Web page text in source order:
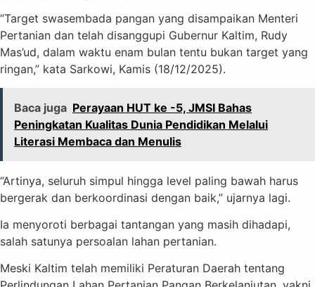
“Target swasembada pangan yang disampaikan Menteri
Pertanian dan telah disanggupi Gubernur Kaltim, Rudy
Mas’ud, dalam waktu enam bulan tentu bukan target yang
ringan,” kata Sarkowi, Kamis (18/12/2025).
Baca juga Perayaan HUT ke -5, JMSI Bahas
Peningkatan Kualitas Dunia Pendidikan Melalui
Literasi Membaca dan Menulis
“Artinya, seluruh simpul hingga level paling bawah harus
bergerak dan berkoordinasi dengan baik,” ujarnya lagi.
Ia menyoroti berbagai tantangan yang masih dihadapi,
salah satunya persoalan lahan pertanian.
Meski Kaltim telah memiliki Peraturan Daerah tentang